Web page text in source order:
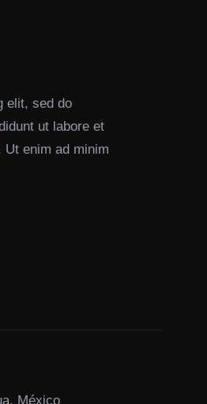
elit, sed do
ut labore et
Ut enim ad minim
México